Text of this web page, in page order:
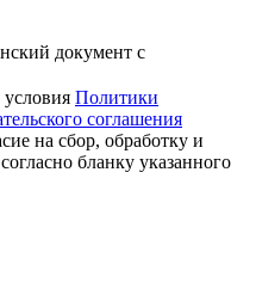
документ с
Политики
соглашения
на сбор, обработку и
бланку указанного